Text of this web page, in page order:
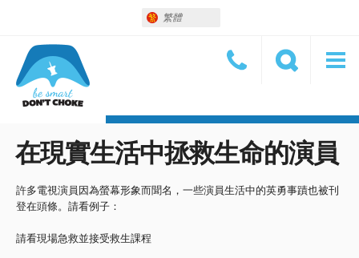
繁體
在現實生活中拯救生命的演員
許多電視演員因為螢幕形象而聞名，一些演員生活中的英勇事蹟也被刊
登在頭條。請看例子：
請看現場急救並接受救生課程